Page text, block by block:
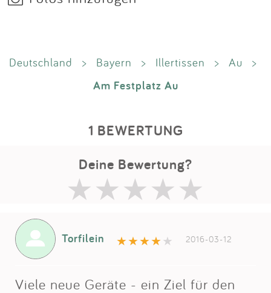
Deutschland > Bayern > Illertissen > Au >
Am Festplatz Au
1 BEWERTUNG
Deine Bewertung?
Torfilein 2016-03-12
Viele neue Geräte - ein Ziel für den